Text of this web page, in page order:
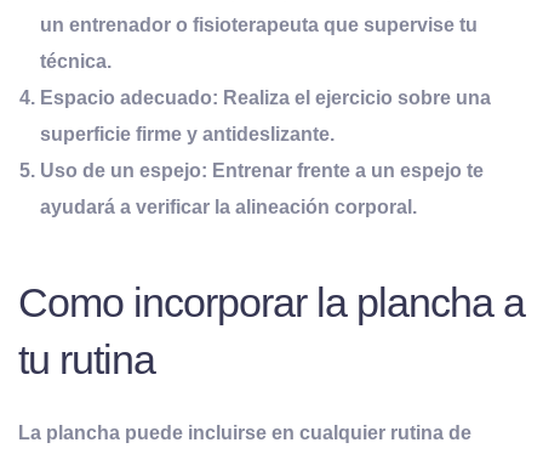
un entrenador o fisioterapeuta que supervise tu
técnica.
Espacio adecuado: Realiza el ejercicio sobre una
superficie firme y antideslizante.
Uso de un espejo: Entrenar frente a un espejo te
ayudará a verificar la alineación corporal.
Como incorporar la plancha a
tu rutina
La plancha puede incluirse en cualquier rutina de